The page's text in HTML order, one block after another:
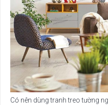
Có nên dùng tranh treo tường